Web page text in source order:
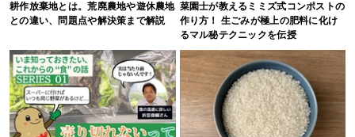
耕作放棄地とは。荒廃農地や遊休農地
との違い、問題点や解決策まで解説
菜園士が教えるミミズ式コンポストの
作り方！ 生ごみが極上の肥料に化け
るマル秘テクニックを伝授